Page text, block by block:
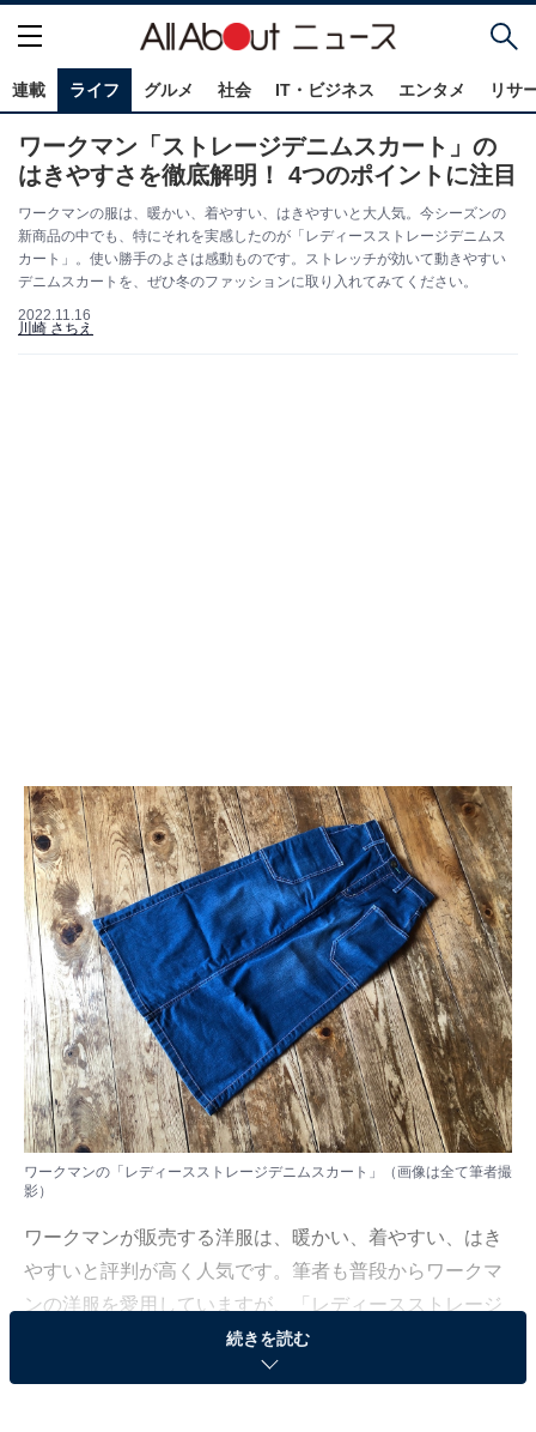
連載 ライフ グルメ 社会 IT・ビジネス エンタメ リサ
ワークマン「ストレージデニムスカート」の
はきやすさを徹底解明！ 4つのポイントに注目
ワークマンの服は、暖かい、着やすい、はきやすいと大人気。今シーズンの
新商品の中でも、特にそれを実感したのが「レディースストレージデニムス
カート」。使い勝手のよさは感動ものです。ストレッチが効いて動きやすい
デニムスカートを、ぜひ冬のファッションに取り入れてみてください。
2022.11.16
川崎 さちえ
ワークマンの「レディースストレージデニムスカート」（画像は全て筆者撮
影）
ワークマンが販売する洋服は、暖かい、着やすい、はき
やすいと評判が高く人気です。筆者も普段からワークマ
ンの洋服を愛用していますが、「レディースストレージ
デニムスカート」の使い勝手の良さには感動しました。
実際に使ってみて分かったはきやすさのポイントを、4
続きを読む